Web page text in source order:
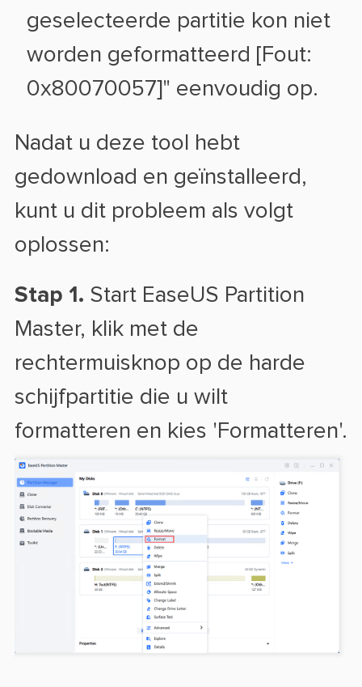
geselecteerde partitie kon niet
worden geformatteerd [Fout:
0x80070057]" eenvoudig op.
Nadat u deze tool hebt
gedownload en geïnstalleerd,
kunt u dit probleem als volgt
oplossen:
Stap 1. Start EaseUS Partition
Master, klik met de
rechtermuisknop op de harde
schijfpartitie die u wilt
formatteren en kies 'Formatteren'.